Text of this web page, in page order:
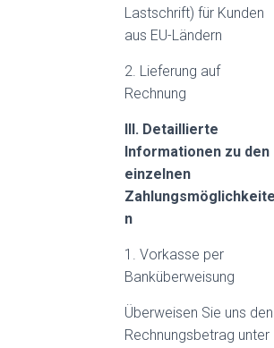
Lastschrift) für Kunden
aus EU-Ländern
2. Lieferung auf
Rechnung
III. Detaillierte
Informationen zu den
einzelnen
Zahlungsmöglichkeite
n
1. Vorkasse per
Banküberweisung
Überweisen Sie uns den
Rechnungsbetrag unter